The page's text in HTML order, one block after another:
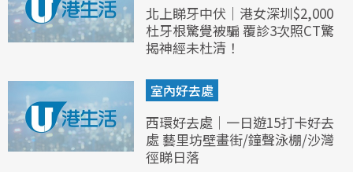
北上睇牙中伏｜港女深圳$2,000
杜牙根驚覺被騙 覆診3次照CT驚
揭神經未杜清！
室內好去處
西環好去處｜一日遊15打卡好去
處 藝里坊壁畫街/鐘聲泳棚/沙灣
徑睇日落